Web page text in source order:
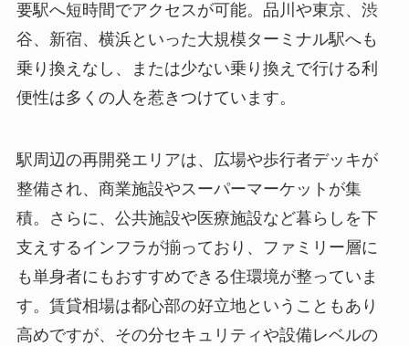
要駅へ短時間でアクセスが可能。品川や東京、渋
谷、新宿、横浜といった大規模ターミナル駅へも
乗り換えなし、または少ない乗り換えで行ける利
便性は多くの人を惹きつけています。
駅周辺の再開発エリアは、広場や歩行者デッキが
整備され、商業施設やスーパーマーケットが集
積。さらに、公共施設や医療施設など暮らしを下
支えするインフラが揃っており、ファミリー層に
も単身者にもおすすめできる住環境が整っていま
す。賃貸相場は都心部の好立地ということもあり
高めですが、その分セキュリティや設備レベルの